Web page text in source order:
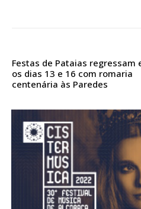
DIGITAL
16
12
Acesso ao conteúdo
Acesso aos conteúdos
assinantes
Ofertas para assinatura
Festas de Pataias regressam
os dias 13 e 16 com romaria
centenária às Paredes